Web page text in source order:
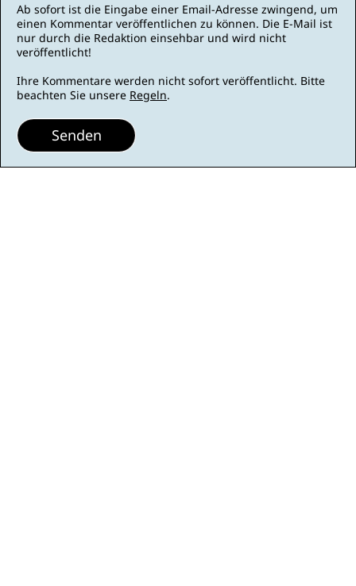
Ab sofort ist die Eingabe einer Email-Adresse zwingend, um
einen Kommentar veröffentlichen zu können. Die E-Mail ist
nur durch die Redaktion einsehbar und wird nicht
veröffentlicht!
Ihre Kommentare werden nicht sofort veröffentlicht. Bitte
beachten Sie unsere Regeln.
Senden